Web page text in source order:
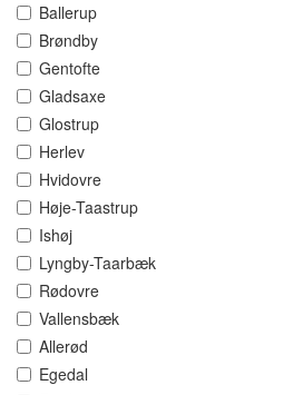
Ballerup
Brøndby
Gentofte
Gladsaxe
Glostrup
Herlev
Hvidovre
Høje-Taastrup
Ishøj
Lyngby-Taarbæk
Rødovre
Vallensbæk
Allerød
Egedal